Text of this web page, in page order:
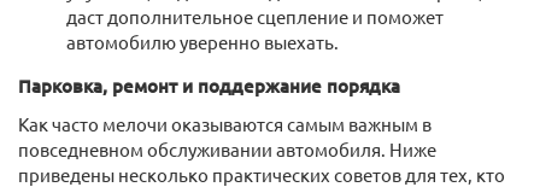
даст дополнительное сцепление и поможет
автомобилю уверенно выехать.
Парковка, ремонт и поддержание порядка
Как часто мелочи оказываются самым важным в
повседневном обслуживании автомобиля. Ниже
приведены несколько практических советов для тех, кто